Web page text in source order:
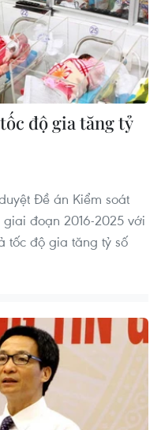
độ gia tăng tỷ
Đề án Kiểm soát
đoạn 2016-2025 với
tốc độ gia tăng tỷ số